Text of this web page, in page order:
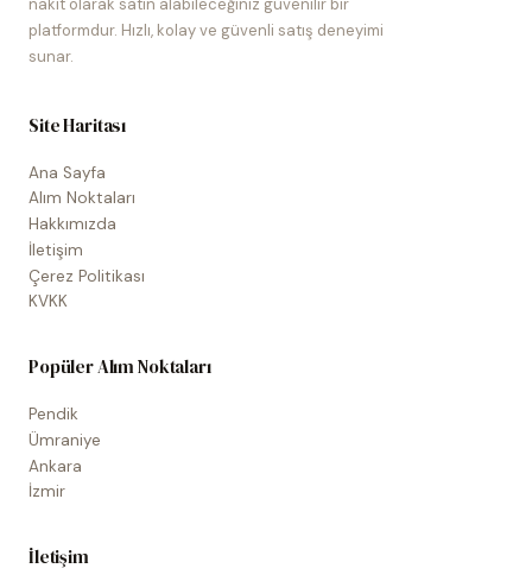
nakit olarak satın alabileceğiniz güvenilir bir
platformdur. Hızlı, kolay ve güvenli satış deneyimi
sunar.
Site Haritası
Ana Sayfa
Alım Noktaları
Hakkımızda
İletişim
Çerez Politikası
KVKK
Popüler Alım Noktaları
Pendik
Ümraniye
Ankara
İzmir
İletişim